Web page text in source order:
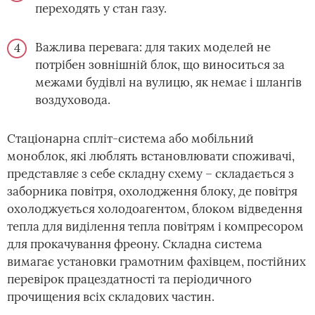
переходять у стан газу.
Важлива перевага: для таких моделей не
потрібен зовнішній блок, що виноситься за
межами будівлі на вулицю, як немає і шлангів
воздуховода.
Стаціонарна спліт-система або мобільний
моноблок, які люблять встановлювати споживачі,
представляє з себе складну схему – складається з
заборника повітря, охолодження блоку, де повітря
охолоджується холодоагентом, блоком відведення
тепла для виділення тепла повітрям і компресором
для прокачування фреону. Складна система
вимагає установки грамотним фахівцем, постійних
перевірок працездатності та періодичного
прочищения всіх складових частин.